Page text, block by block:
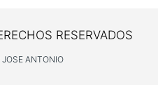
RESERVADOS
ANTONIO